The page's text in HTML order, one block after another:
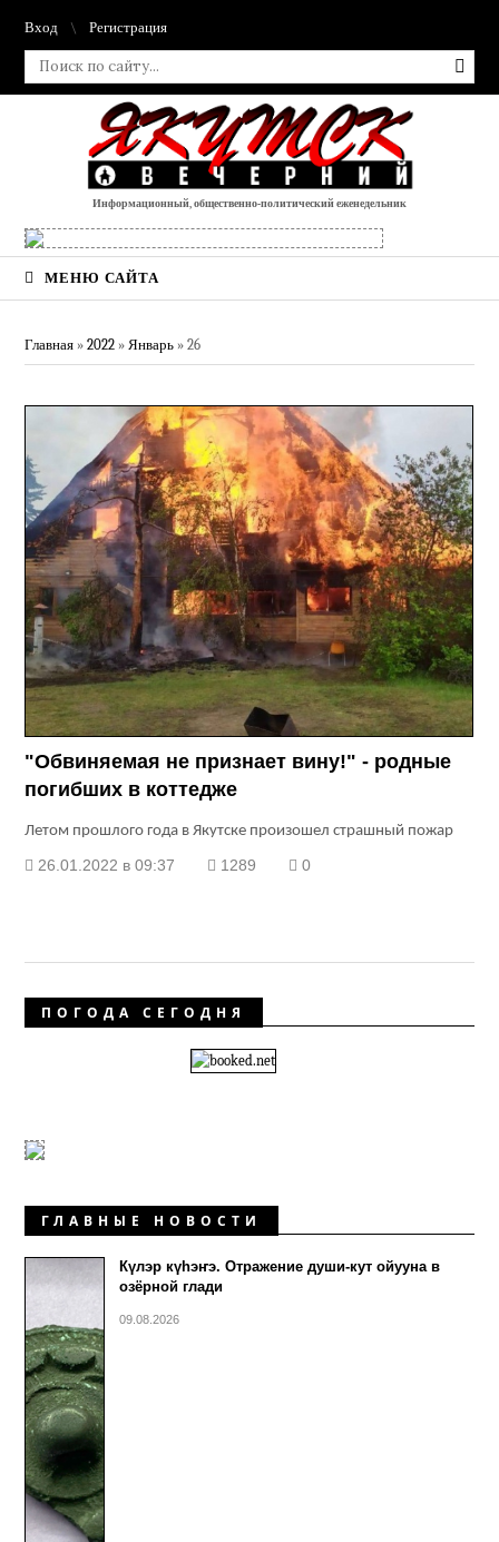
Вход Регистрация
Информационный, общественно-политический еженедельник
МЕНЮ САЙТА
Главная »2022 » Январь » 26
"Обвиняемая не признает вину!" - родные
погибших в коттедже
Летом прошлого года в Якутске произошел страшный пожар
26.01.2022 в 09:37 1289 0
ПОГОДА СЕГОДНЯ
ГЛАВНЫЕ НОВОСТИ
Күлэр күhэҥэ. Отражение души-кут ойууна в
озёрной глади
09.08.2026